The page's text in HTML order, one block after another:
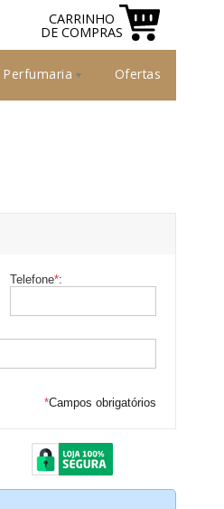
CARRINHO
DE COMPRAS
Perfumaria Ofertas
Telefone*:
*Campos obrigatórios